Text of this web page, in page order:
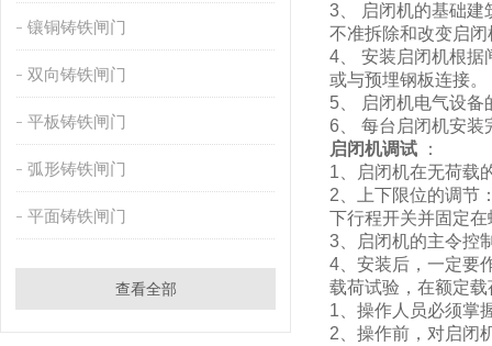
镶铜铸铁闸门
双向铸铁闸门
平板铸铁闸门
弧形铸铁闸门
平面铸铁闸门
查看全部
3、 启闭机的基础建
不准拆除和改变启
4、 安装启闭机根据
或与预埋钢板连接。
5、 启闭机电气设
6、 每台启闭机安装
启闭机调试 ：
1、启闭机在无荷载
2、上下限位的调节
下行程开关并固定
3、启闭机的主令控
4、安装后，一定要
载荷试验，在额定
1、操作人员必须掌
2、操作前，对启闭